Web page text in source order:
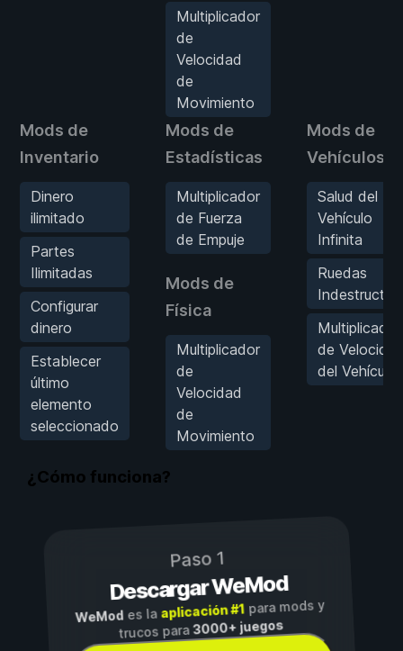
Multiplicador
de
Velocidad
de
Movimiento
Mods de
Inventario
Dinero
ilimitado
Partes
Ilimitadas
Configurar
dinero
Establecer
último
elemento
seleccionado
Mods de
Estadísticas
Multiplicador
de Fuerza
de Empuje
Mods de
Física
Multiplicador
de
Velocidad
de
Movimiento
Mods de
Vehículos
Salud del
Vehículo
Infinita
Ruedas
Multiplicador
de
del Vehículo
¿Cómo funciona?
Paso 1
Descargar WeMod
WeMod es la aplicación #1para mods y
trucos para3000+ juegos